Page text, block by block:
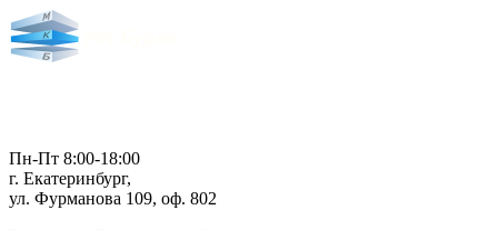
Пн-Пт 8:00-18:00
г. Екатеринбург,
ул. Фурманова 109, оф. 802